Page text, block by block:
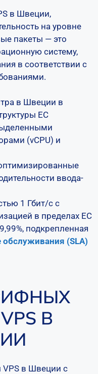
в Швеции,
на уровне
пакеты — это
систему,
в соответствии с
в Швеции в
ЕС
(vCPU) и
ввода-
1 Гбит/с с
в пределах ЕС
подкрепленная
обслуживания (SLA)
В
в Швеции с